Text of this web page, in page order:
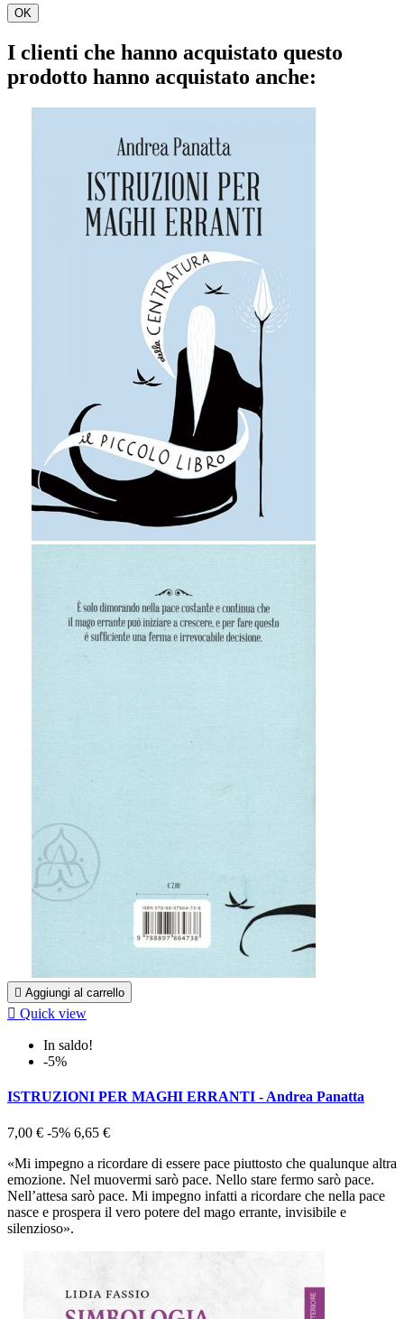
OK
I clienti che hanno acquistato questo
prodotto hanno acquistato anche:
 Aggiungi al carrello
 Quick view
In saldo!
-5%
ISTRUZIONI PER MAGHI ERRANTI - Andrea Panatta
7,00 € -5% 6,65 €
«Mi impegno a ricordare di essere pace piuttosto che qualunque altra
emozione. Nel muovermi sarò pace. Nello stare fermo sarò pace.
Nell’attesa sarò pace. Mi impegno infatti a ricordare che nel­la pace
nasce e prospera il vero potere del mago errante, invisibile e
silenzioso».